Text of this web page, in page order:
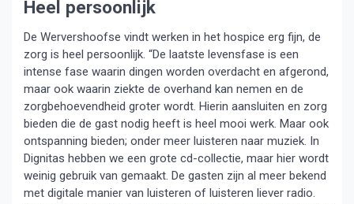
Heel persoonlijk
De Wervershoofse vindt werken in het hospice erg fijn, de
zorg is heel persoonlijk. “De laatste levensfase is een
intense fase waarin dingen worden overdacht en afgerond,
maar ook waarin ziekte de overhand kan nemen en de
zorgbehoevendheid groter wordt. Hierin aansluiten en zorg
bieden die de gast nodig heeft is heel mooi werk. Maar ook
ontspanning bieden; onder meer luisteren naar muziek. In
Dignitas hebben we een grote cd-collectie, maar hier wordt
weinig gebruik van gemaakt. De gasten zijn al meer bekend
met digitale manier van luisteren of luisteren liever radio.